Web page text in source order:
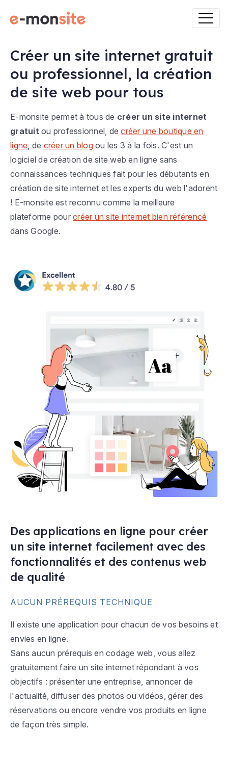
Créer un site internet gratuit
ou professionnel, la création
de site web pour tous
E-monsite permet à tous de créer un site internet
gratuit ou professionnel, decréer une boutique en
ligne , de créer un blogou les 3 à la fois. C'est un
logiciel de création de site web en ligne sans
connaissances techniques fait pour les débutants en
création de site internet et les experts du web l'adorent
! E-monsite est reconnu comme la meilleure
plateforme pour créer un site internet bien référencé
dans Google.
Des applications en ligne pour créer
un site internet facilement avec des
fonctionnalités et des contenus web
de qualité
AUCUN PRÉREQUIS TECHNIQUE
Il existe une application pour chacun de vos besoins et
envies en ligne.
Sans aucun prérequis en codage web, vous allez
gratuitement faire un site internet répondant à vos
objectifs : présenter une entreprise, annoncer de
l'actualité, diffuser des photos ou vidéos, gérer des
réservations ou encore vendre vos produits en ligne
de façon très simple.